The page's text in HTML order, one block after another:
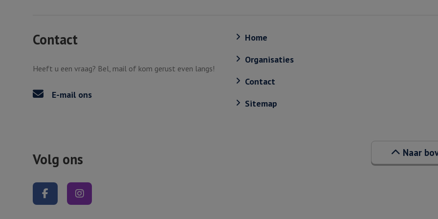
Contact
Heeft u een vraag? Bel, mail of kom gerust even langs!
E-mail ons
Home
Organisaties
Contact
Sitemap
Volg ons
Volg ons op Facebook
Naar